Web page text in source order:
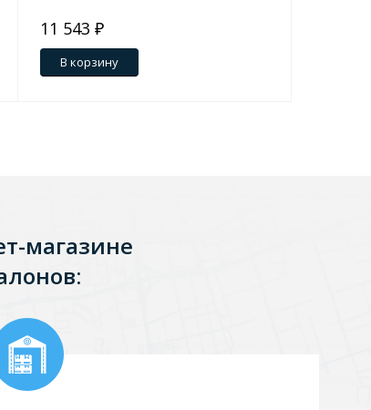
11 543 ₽
В корзину
магазине